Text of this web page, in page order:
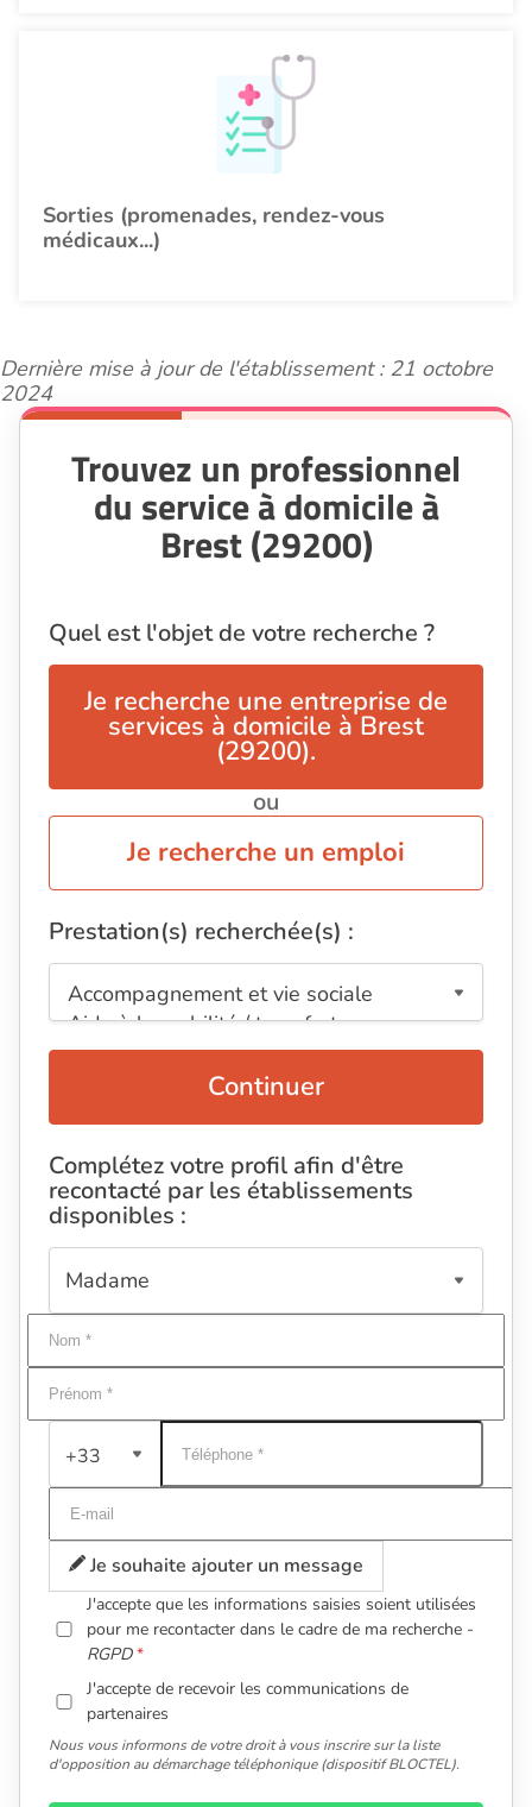
Sorties (promenades, rendez-vous
médicaux...)
Dernière mise à jour de l'établissement : 21 octobre
2024
Trouvez un professionnel
du service à domicile à
Brest (29200)
Quel est l'objet de votre recherche ?
Je recherche une entreprise de
services à domicile à Brest
(29200).
ou
Je recherche un emploi
Prestation(s) recherchée(s) :
Continuer
Complétez votre profil afin d'être
recontacté par les établissements
disponibles :
+33
Je souhaite ajouter un message
J'accepte que les informations saisies soient utilisées
pour me recontacter dans le cadre de ma recherche -
RGPD
J'accepte de recevoir les communications de
partenaires
Nous vous informons de votre droit à vous inscrire sur la liste
d'opposition au démarchage téléphonique (dispositif BLOCTEL).